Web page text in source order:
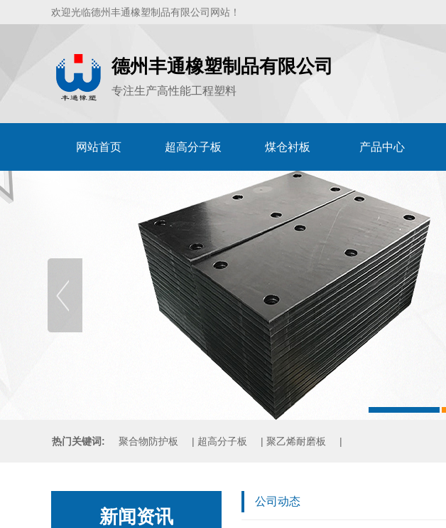
欢迎光临德州丰通橡塑制品有限公司网站！
德州丰通橡塑制品有限公司
专注生产高性能工程塑料
网站首页 超高分子板 煤仓衬板 产品中心
热门关键词: 聚合物防护板 | 超高分子板 | 聚乙烯耐磨板 |
新闻资讯
公司动态